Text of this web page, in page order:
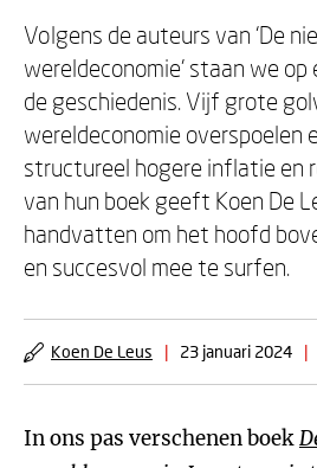
Volgens de auteurs van ‘De
wereldeconomie’ staan we
de geschiedenis. Vijf grote
wereldeconomie overspoelen
structureel hogere inflatie en
van hun boek geeft Koen De
handvatten om het hoofd
en succesvol mee te surfen.
Koen De Leus | 23 januari 2024 |
In ons pas verschenen boek